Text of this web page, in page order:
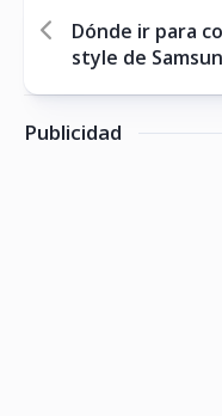
Dónde ir para
style de
Publicidad